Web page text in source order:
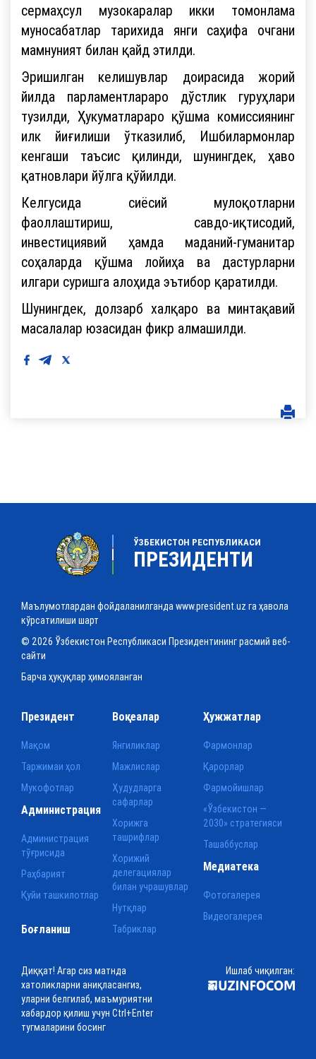
сермаҳсул музокаралар икки томонлама
муносабатлар тарихида янги саҳифа очгани
мамнуният билан қайд этилди.
Эришилган келишувлар доирасида жорий
йилда парламентлараро дўстлик гуруҳлари
тузилди, Ҳукуматлараро қўшма комиссиянинг
илк йиғилиши ўтказилиб, Ишбилармонлар
кенгаши таъсис қилинди, шунингдек, ҳаво
қатновлари йўлга қўйилди.
Келгусида сиёсий мулоқотларни
фаоллаштириш, савдо-иқтисодий,
инвестициявий ҳамда маданий-гуманитар
соҳаларда қўшма лойиҳа ва дастурларни
илгари суришга алоҳида эътибор қаратилди.
Шунингдек, долзарб халқаро ва минтақавий
масалалар юзасидан фикр алмашилди.
ЎЗБЕКИСТОН РЕСПУБЛИКАСИ
ПРЕЗИДЕНТИ
Маълумотлардан фойдаланилганда www.president.uz га ҳавола
кўрсатилиши шарт
© 2026 Ўзбекистон Республикаси Президентининг расмий веб-
сайти
Барча ҳуқуқлар ҳимояланган
Президент
Мақом
Таржимаи ҳол
Мукофотлар
Воқеалар
Янгиликлар
Мажлислар
Ҳудудларга
сафарлар
Хорижга
ташрифлар
Хорижий
делегациялар
билан учрашувлар
Нутқлар
Табриклар
Ҳужжатлар
Фармонлар
Қарорлар
Фармойишлар
«Ўзбекистон —
2030» стратегияси
Ташаббуслар
Администрация
Администрация
тўғрисида
Раҳбарият
Қуйи ташкилотлар
Медиатека
Фотогалерея
Видеогалерея
Боғланиш
Диққат! Агар сиз матнда
хатоликларни аниқласангиз,
уларни белгилаб, маъмуриятни
хабардор қилиш учун Ctrl+Enter
тугмаларини босинг
Ишлаб чиқилган: